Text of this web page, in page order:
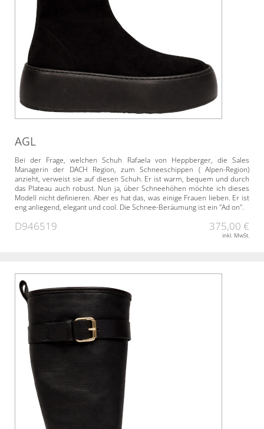
AGL
Bei der Frage, welchen Schuh Rafaela von Heppberger, die Sales
Managerin der DACH Region, zum Schneeschippen ( Alpen-Region)
anzieht, verweist sie auf diesen Schuh. Er ist warm, bequem und durch
das Plateau auch robust. Nun ja, über Schneehöhen möchte ich dieses
Modell nicht definieren. Aber es hat das, was einige Frauen lieben. Er ist
eng anliegend, elegant und cool. Die Schnee-Beräumung ist ein "Ad on".
D946519 375,00 €
inkl. MwSt.